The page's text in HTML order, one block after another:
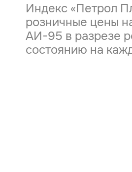
Индекс «Петрол
розничные цены
АИ-95 в разрезе
состоянию на